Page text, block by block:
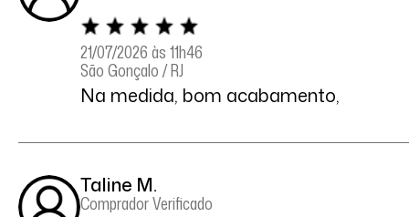
21/07/2026 às 11h46
São Gonçalo / RJ
Na medida, bom acabamento,
Taline M.
Comprador Verificado